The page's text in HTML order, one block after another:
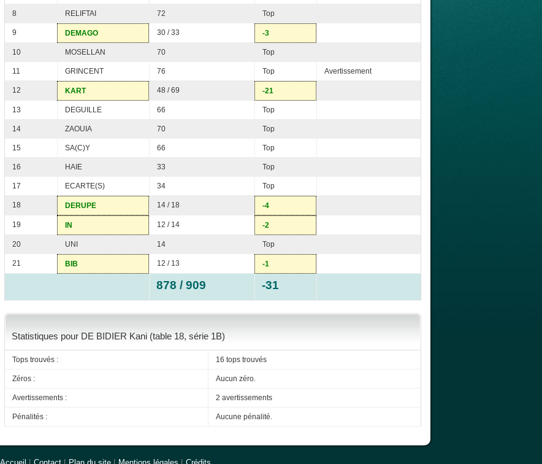
8 RELIFTAI 72 Top
9 DEMAGO 30 / 33 -3
10 MOSELLAN 70 Top
11 GRINCENT 76 Top Avertissement
12 KART 48 / 69 -21
13 DEGUILLE 66 Top
14 ZAOUIA 70 Top
15 SA(C)Y 66 Top
16 HAIE 33 Top
17 ECARTE(S) 34 Top
18 DERUPE 14 / 18 -4
19 IN 12 / 14 -2
20 UNI 14 Top
21 BIB 12 / 13 -1
878 / 909 -31
Statistiques pour DE BIDIER Kani (table 18, série 1B)
Tops trouvés : 16 tops trouvés
Zéros : Aucun zéro.
Avertissements : 2 avertissements
Pénalités : Aucune pénalité.